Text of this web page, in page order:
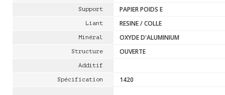
Support PAPIER POIDS E
Liant RESINE / COLLE
Minéral OXYDE D'ALUMINIUM
Structure OUVERTE
Additif
Spécification
1420